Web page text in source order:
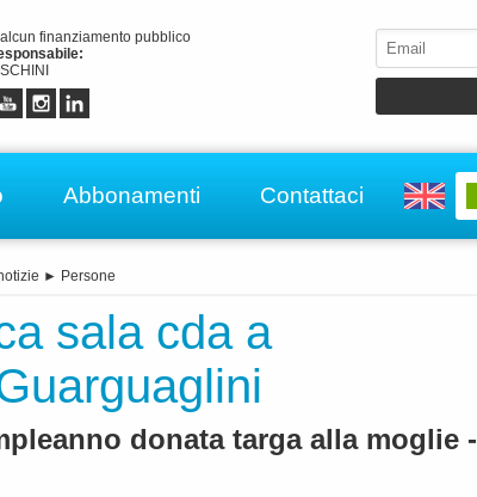
finanziamento pubblico
Abbonamenti Contattaci
► Persone
sala cda a
donata targa alla moglie -